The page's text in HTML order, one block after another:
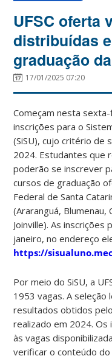
UFSC oferta
distribuídas
graduação
17/01/2025 07:20
Começam nesta
inscrições para o
(SiSU), cujo critério de
2024. Estudantes que
poderão se inscrever
cursos de graduação
Federal de Santa
(Araranguá, Blumenau,
Joinville). As
janeiro, no endereço
https://
Por meio do SiSU, a
1953 vagas. A seleção
resultados obtidos
realizado em 2024.
às vagas
verificar o conteúdo